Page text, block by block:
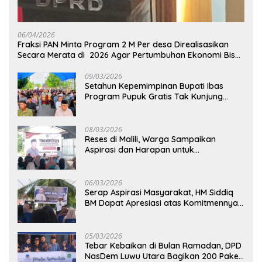
06/04/2026
Fraksi PAN Minta Program 2 M Per desa Direalisasikan
Secara Merata di 2026 Agar Pertumbuhan Ekonomi Bisa
09/03/2026
Setahun Kepemimpinan Bupati Ibas
Program Pupuk Gratis Tak Kunjung
08/03/2026
Reses di Malili, Warga Sampaikan
Aspirasi dan Harapan untuk
06/03/2026
Serap Aspirasi Masyarakat, HM Siddiq
BM Dapat Apresiasi atas Komitmennya
05/03/2026
Tebar Kebaikan di Bulan Ramadan, DPD
NasDem Luwu Utara Bagikan 200 Paket